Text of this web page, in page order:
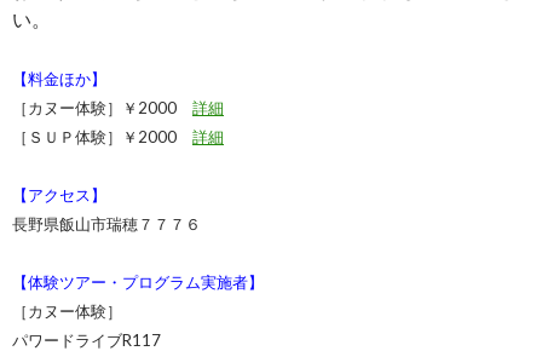
い。
【料金ほか】
［カヌー体験］￥2000 詳細
［ＳＵＰ体験］￥2000 詳細
【アクセス】
長野県飯山市瑞穂７７７６
【体験ツアー・プログラム実施者】
［カヌー体験］
パワードライブR117